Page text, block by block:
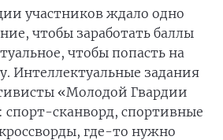
участников ждало одно
чтобы заработать баллы
чтобы попасть на
Интеллектуальные задания
«Молодой Гвардии
сканворд, спортивные
где-то нужно